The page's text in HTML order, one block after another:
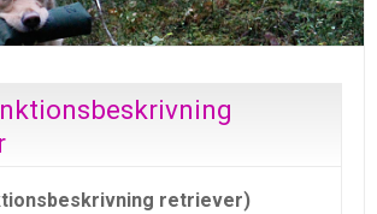
retriever)